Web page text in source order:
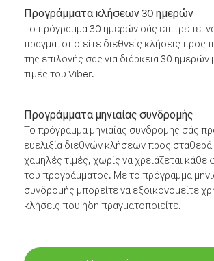
Προγράμματα κλήσεων 30 ημερών
Το πρόγραμμα 30 ημερών σάς επιτρέπει
πραγματοποιείτε διεθνείς κλήσεις προς
της επιλογής σας για διάρκεια 30 ημερών
τιμές του Viber.
Προγράμματα μηνιαίας συνδρομής
Το πρόγραμμα μηνιαίας συνδρομής σάς
ευελιξία διεθνών κλήσεων προς σταθερά
χαμηλές τιμές, χωρίς να χρειάζεται
του προγράμματος. Με το πρόγραμμα
συνδρομής μπορείτε να εξοικονομείτε
κλήσεις που ήδη πραγματοποιείτε.